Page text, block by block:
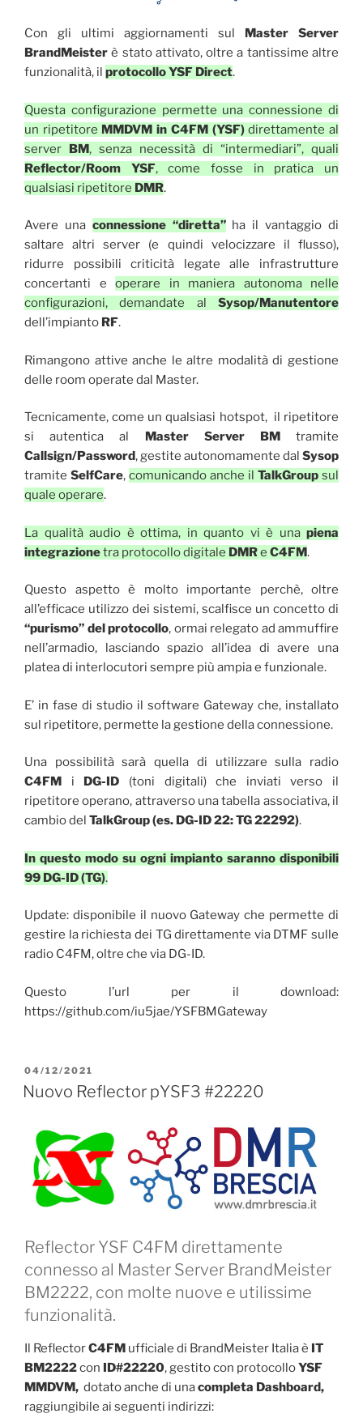
Con gli ultimi aggiornamenti sul Master Server
BrandMeisterè stato attivato, oltre a tantissime altre
funzionalità, il protocolloYSF Direct.
Questa configurazione permette una connessione di
un ripetitore MMDVM in C4FM (YSF)direttamente al
server BM, senza necessità di “intermediari”, quali
Reflector/Room YSF, come fosse in pratica un
qualsiasi ripetitore DMR.
Avere una connessione “diretta”ha il vantaggio di
saltare altri server (e quindi velocizzare il flusso),
ridurre possibili criticità legate alle infrastrutture
concertanti e operare in maniera autonoma nelle
configurazioni, demandate al Sysop/Manutentore
dell’impianto RF.
Rimangono attive anche le altre modalità di gestione
delle room operate dal Master.
Tecnicamente, come un qualsiasi hotspot, il ripetitore
si autentica al Master Server BMtramite
Callsign/Password, gestite autonomamente dal Sysop
tramite SelfCare, comunicando anche il TalkGroup sul
quale operare.
La qualità audio è ottima, in quanto vi è una piena
integrazionetra protocollo digitale DMRe C4FM.
Questo aspetto è molto importante perchè, oltre
all’efficace utilizzo dei sistemi, scalfisce un concetto di
“purismo” del protocollo, ormai relegato ad ammuffire
nell’armadio, lasciando spazio all’idea di avere una
platea di interlocutori sempre più ampia e funzionale.
E’ in fase di studio il software Gateway che, installato
sul ripetitore, permette la gestione della connessione.
Una possibilità sarà quella di utilizzare sulla radio
C4FM i DG-ID (toni digitali) che inviati verso il
ripetitore operano, attraverso una tabella associativa, il
cambio del TalkGroup(es. DG-ID 22: TG 22292).
In questo modo su ogni impianto saranno disponibili
99 DG-ID (TG).
Update: disponibile il nuovo Gateway che permette di
gestire la richiesta dei TG direttamente via DTMF sulle
radio C4FM, oltre che via DG-ID.
Questo l’url per il download:
https://github.com/iu5jae/YSFBMGateway
PUBBLICATO
IL
04/12/2021
Nuovo Reflector pYSF3 #22220
Reflector YSF C4FM direttamente
connesso al Master Server BrandMeister
BM2222, con molte nuove e utilissime
funzionalità.
Il ReflectorC4FM ufficiale di BrandMeister Italia è IT
BM2222con ID#22220, gestito con protocolloYSF
MMDVM, dotato anche di unacompleta Dashboard,
raggiungibile ai seguenti indirizzi: